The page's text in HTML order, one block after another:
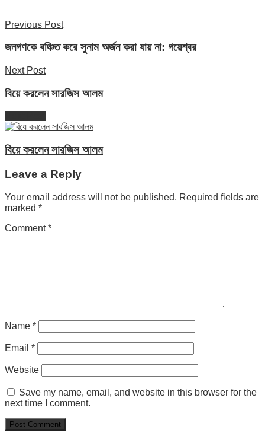
Previous Post
জনগণকে বঞ্চিত করে সুনাম অর্জন করা যায় না: গয়েশ্বর
Next Post
বিয়ে করলেন সারজিস আলম
বিয়ে করলেন সারজিস আলম
Leave a Reply
Your email address will not be published. Required fields are
marked *
Comment*
Name *
Email *
Website
Save my name, email, and website in this browser for the
next time I comment.